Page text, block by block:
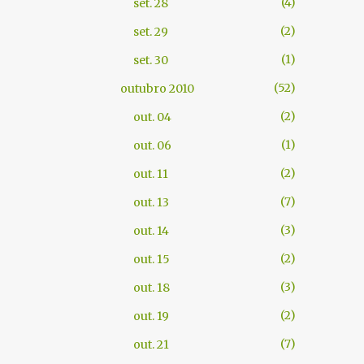
set. 28
set. 29
2
set. 30
1
outubro 2010
52
out. 04
2
out. 06
1
out. 11
2
out. 13
7
out. 14
3
out. 15
2
out. 18
3
out. 19
2
out. 21
7